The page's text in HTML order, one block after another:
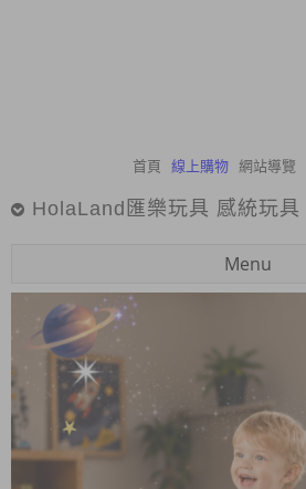
首頁 線上購物 網站導覽
HolaLand匯樂玩具 感統玩具
Menu